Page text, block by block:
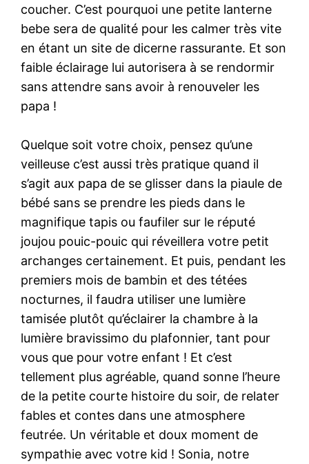
coucher. C’est pourquoi une petite lanterne
bebe sera de qualité pour les calmer très vite
en étant un site de dicerne rassurante. Et son
faible éclairage lui autorisera à se rendormir
sans attendre sans avoir à renouveler les
papa !
Quelque soit votre choix, pensez qu’une
veilleuse c’est aussi très pratique quand il
s’agit aux papa de se glisser dans la piaule de
bébé sans se prendre les pieds dans le
magnifique tapis ou faufiler sur le réputé
joujou pouic-pouic qui réveillera votre petit
archanges certainement. Et puis, pendant les
premiers mois de bambin et des tétées
nocturnes, il faudra utiliser une lumière
tamisée plutôt qu’éclairer la chambre à la
lumière bravissimo du plafonnier, tant pour
vous que pour votre enfant ! Et c’est
tellement plus agréable, quand sonne l’heure
de la petite courte histoire du soir, de relater
fables et contes dans une atmosphere
feutrée. Un véritable et doux moment de
sympathie avec votre kid ! Sonia, notre